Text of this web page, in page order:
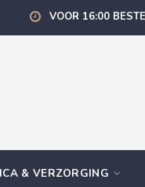
VOOR 16:00
& VERZORGING